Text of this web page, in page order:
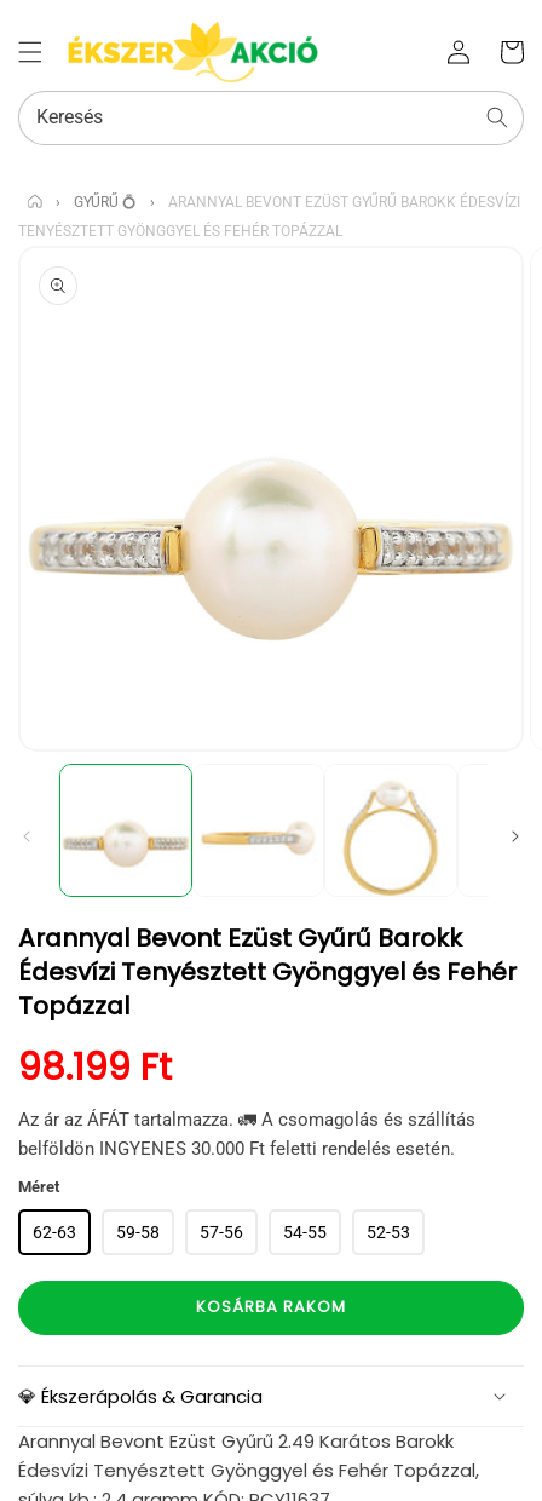
Bejelentkezés
kosara
Keresés
› GYŰRŰ 💍 ›
ARANNYAL BEVONT EZÜST GYŰRŰ BAROKK ÉDESVÍZI
TENYÉSZTETT GYÖNGGYEL ÉS FEHÉR TOPÁZZAL
UGRÁS A
TERMÉKADATOKRA
médiafájl
modális
párbeszédpanelen
Arannyal Bevont Ezüst Gyűrű Barokk
Édesvízi Tenyésztett Gyönggyel és Fehér
Topázzal
Normál ár
98.199 Ft
Az ár az ÁFÁT tartalmazza. 🚛 A csomagolás és szállítás
belföldön INGYENES 30.000 Ft feletti rendelés esetén.
Méret
62-63 59-58 57-56 54-55 52-53
KOSÁRBA RAKOM
💎 Ékszerápolás & Garancia
Arannyal Bevont Ezüst Gyűrű 2.49 Karátos Barokk
Édesvízi Tenyésztett Gyönggyel és Fehér Topázzal,